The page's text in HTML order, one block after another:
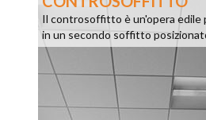
Il controsoffitto è un'opera edile
in un secondo soffitto